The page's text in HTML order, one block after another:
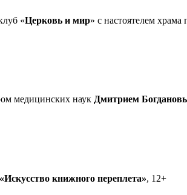
«Церковь и мир» с настоятелем
медицинских наук Дмитрием
книжного переплета», 12+